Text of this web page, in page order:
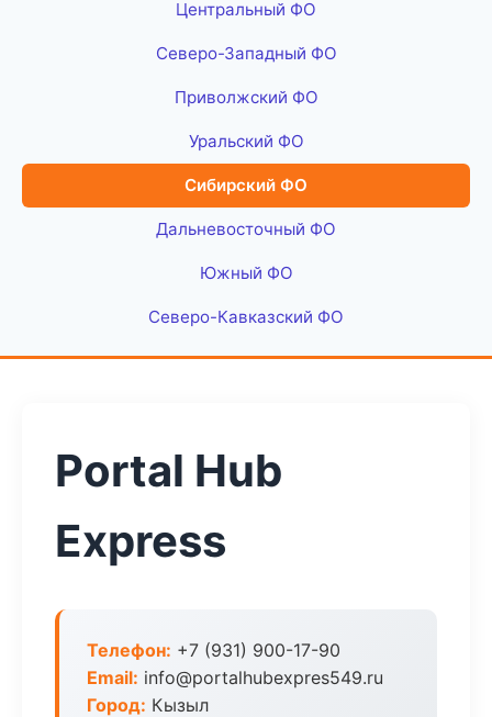
Центральный ФО
Северо-Западный ФО
Приволжский ФО
Уральский ФО
Сибирский ФО
Дальневосточный ФО
Южный ФО
Северо-Кавказский ФО
Portal Hub
Express
Телефон: +7 (931) 900-17-90
Email: info@portalhubexpres549.ru
Город: Кызыл